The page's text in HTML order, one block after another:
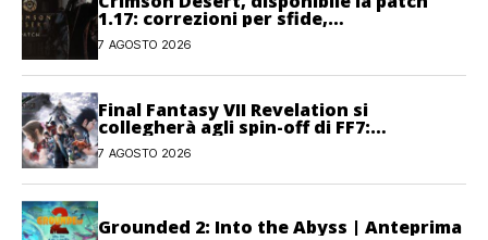
1.17: correzioni per sfide,
combattimento e interfaccia
7 AGOSTO 2026
Final Fantasy VII Revelation si
collegherà agli spin-off di FF7:
Hamaguchi non si pone limiti
7 AGOSTO 2026
Grounded 2: Into the Abyss | Anteprima